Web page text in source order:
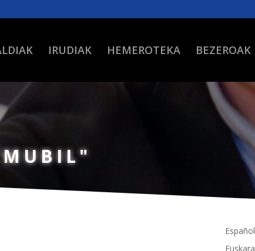
IRUDIAK HEMEROTEKA BEZEROAK
Español
Euskara